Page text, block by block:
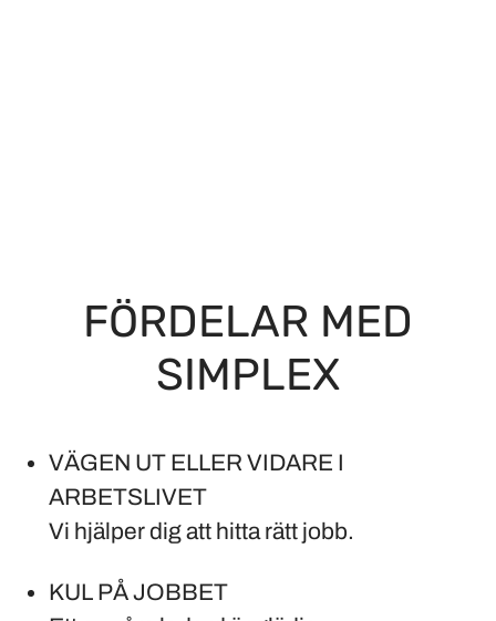
FÖRDELAR MED
SIMPLEX
VÄGEN UT ELLER VIDARE I
ARBETSLIVET
Vi hjälper dig att hitta rätt jobb.
KUL PÅ JOBBET